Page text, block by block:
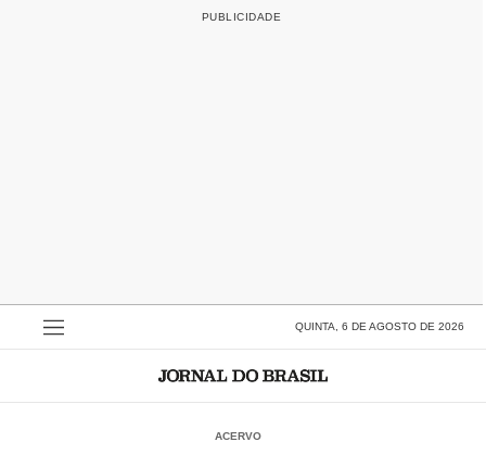
QUINTA, 6 DE AGOSTO DE 2026
ACERVO